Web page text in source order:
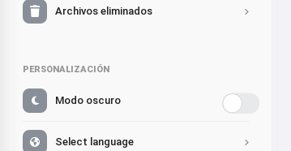
Archivos eliminados
PERSONALIZACIÓN
Modo oscuro
Select language